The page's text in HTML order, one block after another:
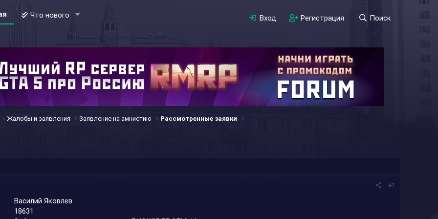
Что нового Вход Регистрация Поиск
Жалобы и заявления Заявление на амнистию Рассмотренные заявки
#1
Василий Яковлев
18631